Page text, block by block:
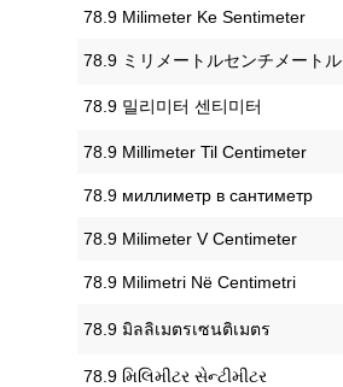
‎78.9 Milimeter Ke Sentimeter
‎78.9 ミリメートルセンチメートル
‎78.9 밀리미터 센티미터
‎78.9 Millimeter Til Centimeter
‎78.9 миллиметр в сантиметр
‎78.9 Milimeter V Centimeter
‎78.9 Milimetri Në Centimetri
‎78.9 มิลลิเมตรเซนติเมตร
‎78.9 મિલિમીટર સેન્ટીમીટર